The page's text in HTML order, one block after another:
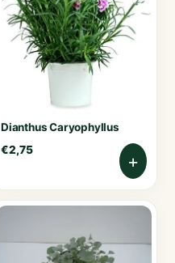
Dianthus Caryophyllus
€2,75
+